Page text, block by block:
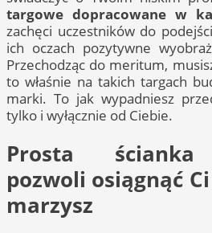
targowe dopracowane w
zachęci uczestników do
ich oczach pozytywne
Przechodząc do meritum,
to właśnie na takich targach
marki. To jak wypadniesz
tylko i wyłącznie od Ciebie.
Prosta ścianka
pozwoli osiągnąć
marzysz